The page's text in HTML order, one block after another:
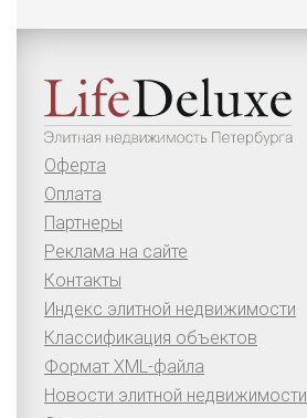
Оферта
Оплата
Партнеры
Реклама на сайте
Контакты
Индекс элитной недвижимости
Классификация объектов
Формат XML-файла
Новости элитной недвижимости